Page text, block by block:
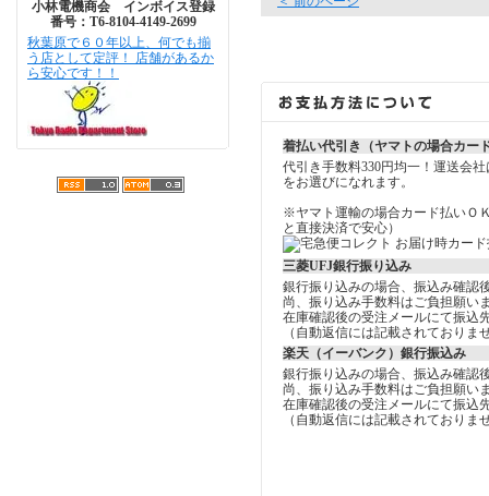
小林電機商会 インボイス登録
番号：T6-8104-4149-2699
秋葉原で６０年以上、何でも揃
う店として定評！ 店舗があるか
ら安心です！！
着払い代引き（ヤマトの場合カー
代引き手数料330円均一！運送会
をお選びになれます。
※ヤマト運輸の場合カード払いＯ
と直接決済で安心）
三菱UFJ銀行振り込み
銀行振り込みの場合、振込み確認
尚、振り込み手数料はご負担願い
在庫確認後の受注メールにて振込
（自動返信には記載されておりま
楽天（イーバンク）銀行振込み
銀行振り込みの場合、振込み確認
尚、振り込み手数料はご負担願い
在庫確認後の受注メールにて振込
（自動返信には記載されておりま